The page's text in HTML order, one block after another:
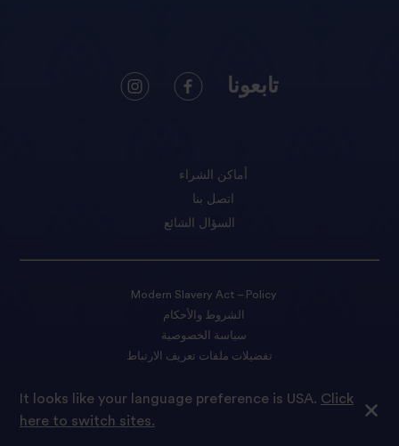
تابعونا
أماكن الشراء
اتصل بنا
السؤال الشائع
Modern Slavery Act – Policy
الشروط والأحكام
سياسة الخصوصية
تفضيلات ملفات تعريف الارتباط
حقوق النشر © لعام 2022 محفوظة لشركة Tilda Rice. ونفخر بأن نكون
It looks like your language preference is USA. Click
here to switch sites.